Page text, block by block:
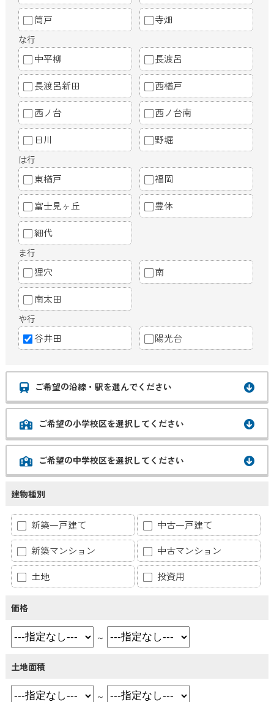
筒戸 寺畑
な行
中平柳 長渡呂
長渡呂新田 西楢戸
西ノ台 西ノ台南
日川 野堀
は行
東楢戸 福岡
富士見ヶ丘 豊体
細代
ま行
狸穴 南
南太田
や行
谷井田 陽光台
ご希望の沿線・駅を選んでください
ご希望の小学校区を選択してください
ご希望の中学校区を選択してください
建物種別
新築一戸建て
中古一戸建て
新築マンション
中古マンション
土地
投資用
価格
～
土地面積
～